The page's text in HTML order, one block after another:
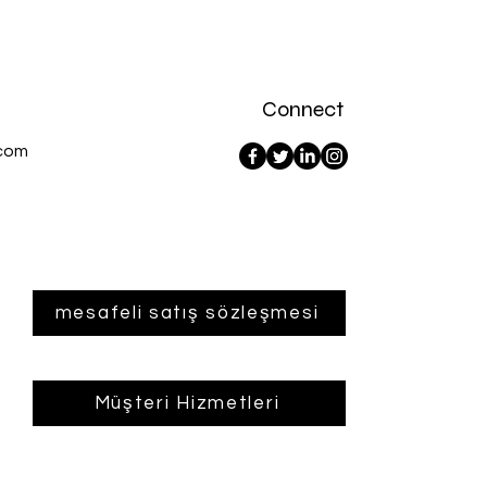
Connect
mesafeli satış sözleşmesi
Müşteri Hizmetleri